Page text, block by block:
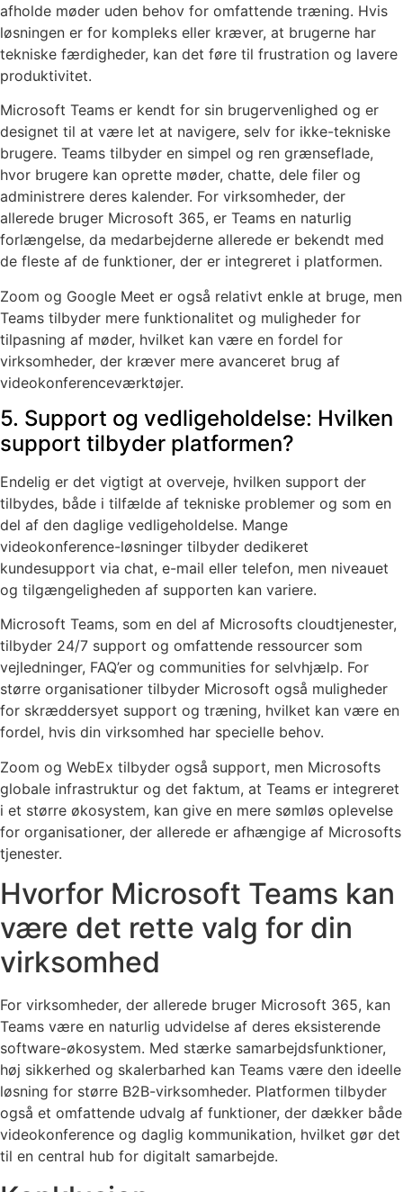
afholde møder uden behov for omfattende træning. Hvis
løsningen er for kompleks eller kræver, at brugerne har
tekniske færdigheder, kan det føre til frustration og lavere
produktivitet.
Microsoft Teams er kendt for sin brugervenlighed og er
designet til at være let at navigere, selv for ikke-tekniske
brugere. Teams tilbyder en simpel og ren grænseflade,
hvor brugere kan oprette møder, chatte, dele filer og
administrere deres kalender. For virksomheder, der
allerede bruger Microsoft 365, er Teams en naturlig
forlængelse, da medarbejderne allerede er bekendt med
de fleste af de funktioner, der er integreret i platformen.
Zoom og Google Meet er også relativt enkle at bruge, men
Teams tilbyder mere funktionalitet og muligheder for
tilpasning af møder, hvilket kan være en fordel for
virksomheder, der kræver mere avanceret brug af
videokonferenceværktøjer.
5. Support og vedligeholdelse: Hvilken
support tilbyder platformen?
Endelig er det vigtigt at overveje, hvilken support der
tilbydes, både i tilfælde af tekniske problemer og som en
del af den daglige vedligeholdelse. Mange
videokonference-løsninger tilbyder dedikeret
kundesupport via chat, e-mail eller telefon, men niveauet
og tilgængeligheden af supporten kan variere.
Microsoft Teams, som en del af Microsofts cloudtjenester,
tilbyder 24/7 support og omfattende ressourcer som
vejledninger, FAQ’er og communities for selvhjælp. For
større organisationer tilbyder Microsoft også muligheder
for skræddersyet support og træning, hvilket kan være en
fordel, hvis din virksomhed har specielle behov.
Zoom og WebEx tilbyder også support, men Microsofts
globale infrastruktur og det faktum, at Teams er integreret
i et større økosystem, kan give en mere sømløs oplevelse
for organisationer, der allerede er afhængige af Microsofts
tjenester.
Hvorfor Microsoft Teams kan
være det rette valg for din
virksomhed
For virksomheder, der allerede bruger Microsoft 365, kan
Teams være en naturlig udvidelse af deres eksisterende
software-økosystem. Med stærke samarbejdsfunktioner,
høj sikkerhed og skalerbarhed kan Teams være den ideelle
løsning for større B2B-virksomheder. Platformen tilbyder
også et omfattende udvalg af funktioner, der dækker både
videokonference og daglig kommunikation, hvilket gør det
til en central hub for digitalt samarbejde.